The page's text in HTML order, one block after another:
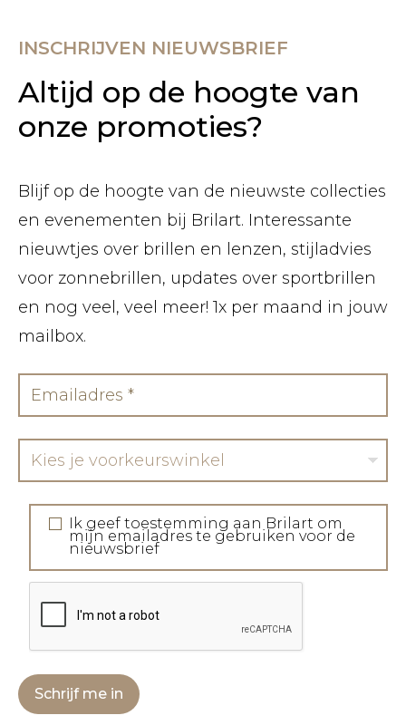
INSCHRIJVEN NIEUWSBRIEF
Altijd op de hoogte van
onze promoties?
Blijf op de hoogte van de nieuwste collecties
en evenementen bij Brilart. Interessante
nieuwtjes over brillen en lenzen, stijladvies
voor zonnebrillen, updates over sportbrillen
en nog veel, veel meer! 1x per maand in jouw
mailbox.
Kies je voorkeurswinkel
Ik geef toestemming aan Brilart om
mijn emailadres te gebruiken voor de
nieuwsbrief
Schrijf me in